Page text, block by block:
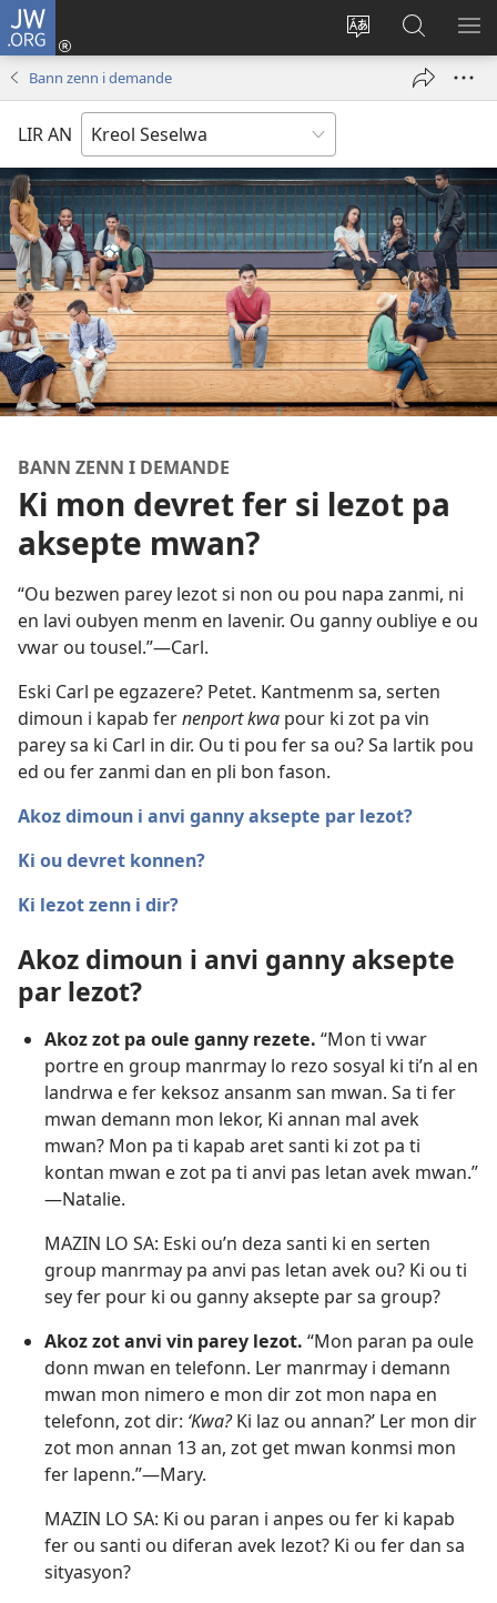
JW.ORG
Sanz
Log
window)
Rode
JW.ORG
Bann zenn i demande
LIR AN
BANN ZENN I DEMANDE
Ki mon devret fer si lezot pa
aksepte mwan?
“Ou bezwen parey lezot si non ou pou napa zanmi, ni
en lavi oubyen menm en lavenir. Ou ganny oubliye e ou
vwar ou tousel.”​—Carl.
Eski Carl pe egzazere? Petet. Kantmenm sa, serten
dimoun i kapab fernenport kwa pour ki zot pa vin
parey sa ki Carl in dir. Ou ti pou fer sa ou? Sa lartik pou
ed ou fer zanmi dan en pli bon fason.
Akoz dimoun i anvi ganny aksepte par lezot?
Ki ou devret konnen?
Ki lezot zenn i dir?
Akoz dimoun i anvi ganny aksepte
par lezot?
Akoz zot pa oule ganny rezete. “Mon ti vwar
portre en group manrmay lo rezo sosyal ki ti’n al en
landrwa e fer keksoz ansanm san mwan. Sa ti fer
mwan demann mon lekor, Ki annan mal avek
mwan? Mon pa ti kapab aret santi ki zot pa ti
kontan mwan e zot pa ti anvi pas letan avek mwan.”​
—Natalie.
MAZIN LO SA: Eski ou’n deza santi ki en serten
group manrmay pa anvi pas letan avek ou? Ki ou ti
sey fer pour ki ou ganny aksepte par sa group?
Akoz zot anvi vin parey lezot. “Mon paran pa oule
donn mwan en telefonn. Ler manrmay i demann
mwan mon nimero e mon dir zot mon napa en
telefonn, zot dir: ‘Kwa?Ki laz ou annan?’ Ler mon dir
zot mon annan 13 an, zot get mwan konmsi mon
fer lapenn.”​—Mary.
MAZIN LO SA: Ki ou paran i anpes ou fer ki kapab
fer ou santi ou diferan avek lezot? Ki ou fer dan sa
sityasyon?